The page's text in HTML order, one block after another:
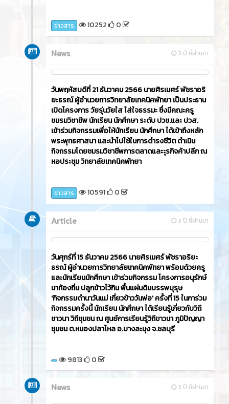
ข่าวสาร 10252 0
3 ปี ที่ผ่านมา
News
วันพฤหัสบดีที่ 21 ธันวาคม 2566​ นายศิรเมศร์ พัชราอริ
ยะธรณ์ ผู้อำนวยการวิทยาลัยเทคนิคพัทยา เป็นประธาน
เปิดโครงการ วัยรุ่นวัยใส ใส่ใจธรรมะ ซึ่งมีคณะครู
ชมรมวิชาชีพ นักเรียน นักศึกษา ระดับ ปวช.และ ปวส.
เข้าร่วมกิจกรรมเพื่อให้นักเรียน นักศึกษา ได้เข้าถึงหลัก
พระพุทธศาสนา และนำไปใช้ในการดำรงชีวิต ดำเนิน
กิจกรรมโดยชมรมวิชาชีพการตลาดและะุรกิจค้าปลีก ณ
หอประชุม วิทยาลัยเทคนิคพัทยา
ข่าวสาร 10591 0
3 ปี ที่ผ่านมา
Article
วันศุกร์ที่ 15 ธันวาคม 2566​ นายศิรเมศร์ พัชราอริยะ
ธรณ์ ผู้อำนวยการวิทยาลัยเทคนิคพัทยา พร้อมด้วยครู
และนักเรียนนักศึกษา เข้าร่วมกิจกรรม โครงการอนุรักษ์
นาท้องถิ่น ปลูกข้าวไว้กิน พื้นแผ่นดินบรรพบุรุษ
'กิจกรรมดำนาวันแม่ เกี่ยวข้าววันพ่อ' ครั้งที่ 15 ในการ่วม
กิจกรรมครั้งนี้ นักเรียน นักศึกษา ได้เรียนรู้เกี่ยวกับวิถี
ชาวนา วิถีชุมชน ณ ศูนย์การเรียนรู้วิถีขาวนา ภูมิปัญญา
ชุมชน ต.หนองปลาไหล อ.บางละมุง จ.ชลบุรี
9813 0
3 ปี ที่ผ่านมา
News